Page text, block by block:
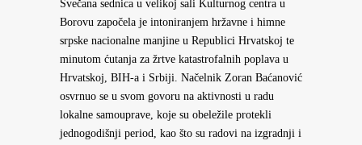
Svečana sednica u velikoj sali Kulturnog centra u
Borovu započela je intoniranjem hržavne i himne
srpske nacionalne manjine u Republici Hrvatskoj te
minutom ćutanja za žrtve katastrofalnih poplava u
Hrvatskoj, BIH-a i Srbiji. Načelnik Zoran Baćanović
osvrnuo se u svom govoru na aktivnosti u radu
lokalne samouprave, koje su obeležile protekli
jednogodišnji period, kao što su radovi na izgradnji i